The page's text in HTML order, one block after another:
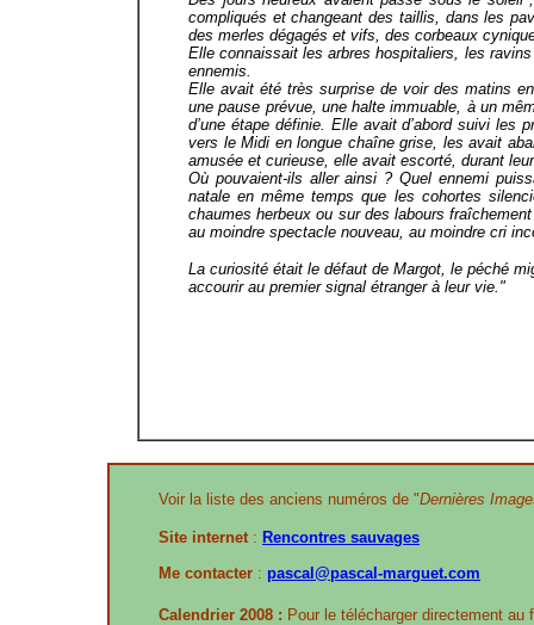
compliqués et changeant des taillis, dans les
des merles dégagés et vifs, des corbeaux
Elle connaissait les arbres hospitaliers, les
ennemis.
Elle avait été très surprise de voir des matins
une pause prévue, une halte immuable, à un
d’une étape définie. Elle avait d’abord suivi les
vers le Midi en longue chaîne grise, les avait
amusée et curieuse, elle avait escorté, durant
Où pouvaient-ils aller ainsi ? Quel ennemi
natale en même temps que les cohortes
chaumes herbeux ou sur des labours
au moindre spectacle nouveau, au moindre cri
La curiosité était le défaut de Margot, le péché
accourir au premier signal étranger à leur vie."
Voir la liste des anciens numéros de "Dernières
Site internet : Rencontres sauvages
Me contacter : pascal@pascal-marguet.com
Calendrier 2008 : Pour le télécharger directement au